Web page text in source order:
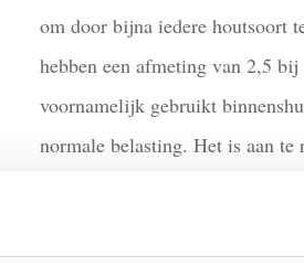
om door bijna iedere houtsoort
hebben een afmeting van 2,5
voornamelijk gebruikt
normale belasting. Het is aan te
2,5